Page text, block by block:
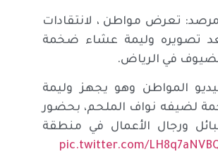
تعرض مواطن ، لانتقادات
تصويره وليمة عشاء ضخمة
في الرياض.
المواطن وهو يجهز وليمة
لضيفه نواف الملحم، بحضور
ورجال الأعمال في منطقة
pic.twitter.com/